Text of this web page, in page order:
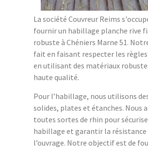
La société Couvreur Reims
fournir un habillage planche rive
robuste à Chéniers Marne 51.
fait en faisant respecter les
en utilisant des matériaux
haute qualité.
Pour l’habillage, nous utilisons
solides, plates et étanches. Nous
toutes sortes de rhin pour
habillage et garantir la résistance
l’ouvrage. Notre objectif est de